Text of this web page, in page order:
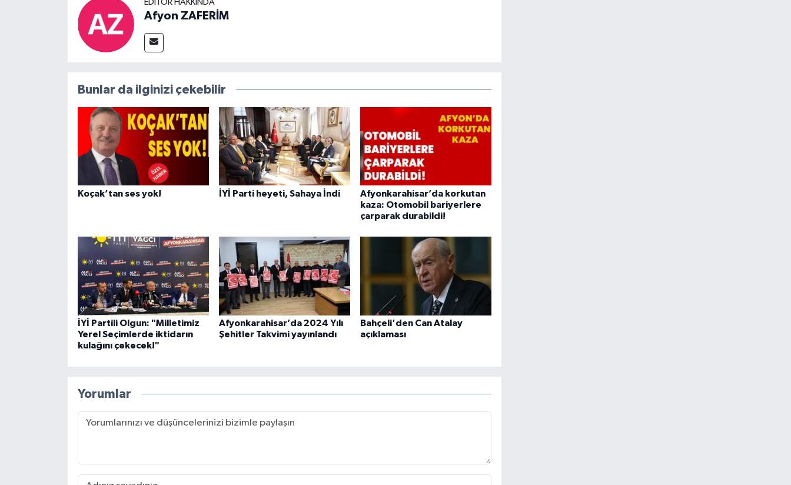
EDITÖR HAKKINDA
Afyon ZAFERİM
Bunlar da ilginizi çekebilir
Koçak’tan ses yok! İYİ Parti heyeti, Sahaya İndi
Afyonkarahisar’da korkutan
kaza: Otomobil bariyerlere
çarparak durabildi!
İYİ Partili Olgun: "Milletimiz
Yerel Seçimlerde iktidarın
kulağını çekecek!"
Afyonkarahisar’da 2024 Yılı
Şehitler Takvimi yayınlandı
Bahçeli'den Can Atalay
açıklaması
Yorumlar